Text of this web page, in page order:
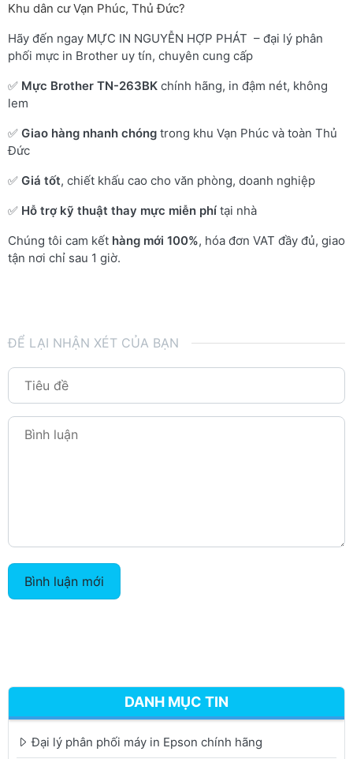
Khu dân cư Vạn Phúc, Thủ Đức?
Hãy đến ngay MỰC IN NGUYỄN HỢP PHÁT – đại lý phân
phối mực in Brother uy tín, chuyên cung cấp
✅ Mực Brother TN-263BK chính hãng, in đậm nét, không
lem
✅ Giao hàng nhanh chóng trong khu Vạn Phúc và toàn Thủ
Đức
✅ Giá tốt, chiết khấu cao cho văn phòng, doanh nghiệp
✅ Hỗ trợ kỹ thuật thay mực miễn phí tại nhà
Chúng tôi cam kết hàng mới 100%, hóa đơn VAT đầy đủ, giao
tận nơi chỉ sau 1 giờ.
ĐỂ LẠI NHẬN XÉT CỦA BẠN
Bình luận mới
DANH MỤC TIN
Đại lý phân phối máy in Epson chính hãng